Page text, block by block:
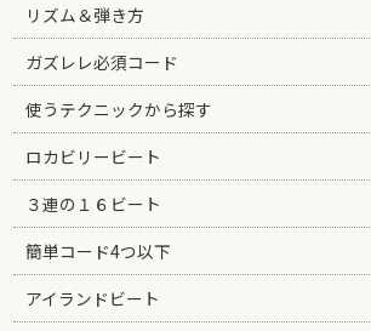
リズム＆弾き方
ガズレレ必須コード
使うテクニックから探す
ロカビリービート
３連の１６ビート
簡単コード4つ以下
アイランドビート